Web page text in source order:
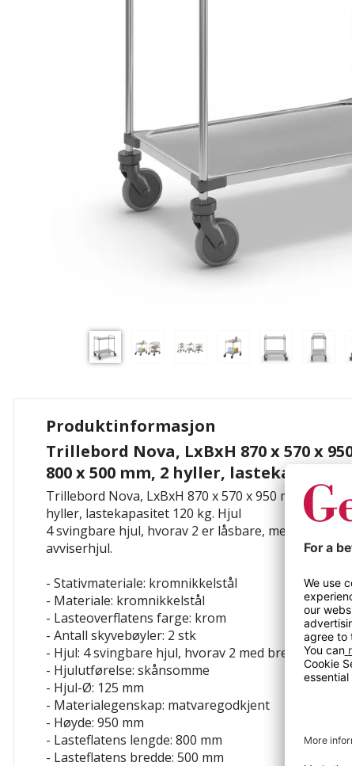
Produktinformasjon
Trillebord Nova, LxBxH 870 x 570 x
800 x 500 mm, 2 hyller, lastekapasitet
Trillebord Nova, LxBxH 870 x 570 x 950 mm,
hyller, lastekapasitet 120 kg. Hjul
4 svingbare hjul, hvorav 2 er låsbare, med non-
avviserhjul.
- Stativmateriale: kromnikkelstål
- Materiale: kromnikkelstål
- Lasteoverflatens farge: krom
- Antall skyvebøyler: 2 stk
- Hjul: 4 svingbare hjul, hvorav 2 med brems
- Hjulutførelse: skånsomme
- Hjul-Ø: 125 mm
- Materialegenskap: matvaregodkjent
- Høyde: 950 mm
- Lasteflatens lengde: 800 mm
- Lasteflatens bredde: 500 mm